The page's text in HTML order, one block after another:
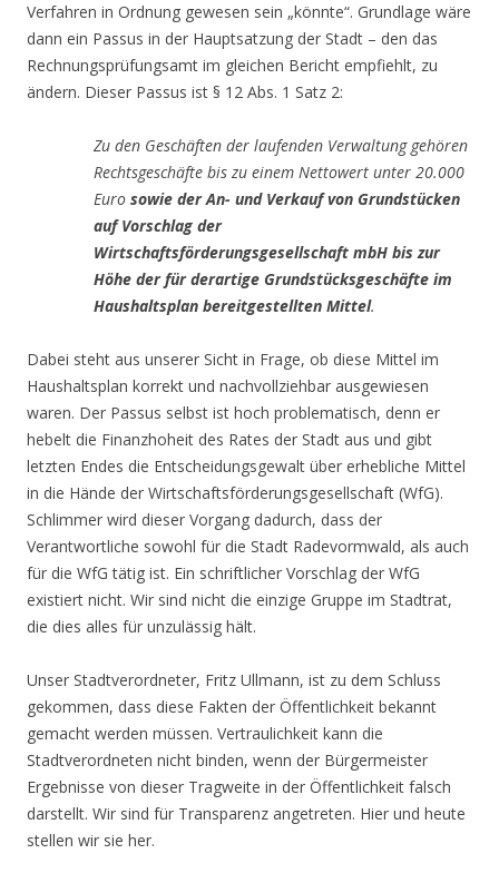
Verfahren in Ordnung gewesen sein „könnte“. Grundlage wäre
dann ein Passus in der Hauptsatzung der Stadt – den das
Rechnungsprüfungsamt im gleichen Bericht empfiehlt, zu
ändern. Dieser Passus ist § 12 Abs. 1 Satz 2:
Zu den Geschäften der laufenden Verwaltung gehören
Rechtsgeschäfte bis zu einem Nettowert unter 20.000
Euro sowie der An- und Verkauf von Grundstücken
auf Vorschlag der
Wirtschaftsförderungsgesellschaft mbH bis zur
Höhe der für derartige Grundstücksgeschäfte im
Haushaltsplan bereitgestellten Mittel.
Dabei steht aus unserer Sicht in Frage, ob diese Mittel im
Haushaltsplan korrekt und nachvollziehbar ausgewiesen
waren. Der Passus selbst ist hoch problematisch, denn er
hebelt die Finanzhoheit des Rates der Stadt aus und gibt
letzten Endes die Entscheidungsgewalt über erhebliche Mittel
in die Hände der Wirtschaftsförderungsgesellschaft (WfG).
Schlimmer wird dieser Vorgang dadurch, dass der
Verantwortliche sowohl für die Stadt Radevormwald, als auch
für die WfG tätig ist. Ein schriftlicher Vorschlag der WfG
existiert nicht. Wir sind nicht die einzige Gruppe im Stadtrat,
die dies alles für unzulässig hält.
Unser Stadtverordneter, Fritz Ullmann, ist zu dem Schluss
gekommen, dass diese Fakten der Öffentlichkeit bekannt
gemacht werden müssen. Vertraulichkeit kann die
Stadtverordneten nicht binden, wenn der Bürgermeister
Ergebnisse von dieser Tragweite in der Öffentlichkeit falsch
darstellt. Wir sind für Transparenz angetreten. Hier und heute
stellen wir sie her.